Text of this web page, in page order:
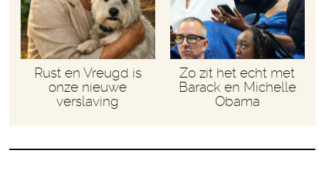
Rust en Vreugd is
onze nieuwe
verslaving
Zo zit het echt met
Barack en Michelle
Obama